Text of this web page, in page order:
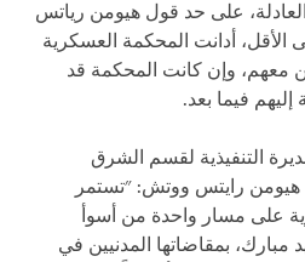
العادلة، على حد قول هيومن رياتس
أدانت المحكمة العسكرية
معهم، وإن كانت المحكمة قد
فيما بعد.
التنفيذية لقسم الشرق
هيومن رايتس ووتش: "تستمر
على مسار واحدة من أسوأ
بمقاضاتها المدنيين في